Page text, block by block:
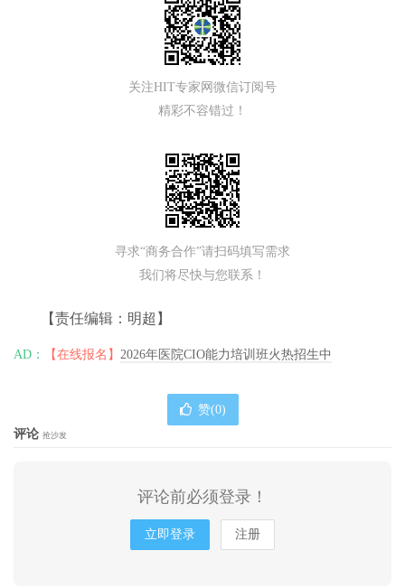
关注HIT专家网微信订阅号
精彩不容错过！
寻求“商务合作”请扫码填写需求
我们将尽快与您联系！
【责任编辑：明超】
AD： 【在线报名】 2026年医院CIO能力培训班火热招生中
赞(0)
评论 抢沙发
评论前必须登录！
立即登录 注册